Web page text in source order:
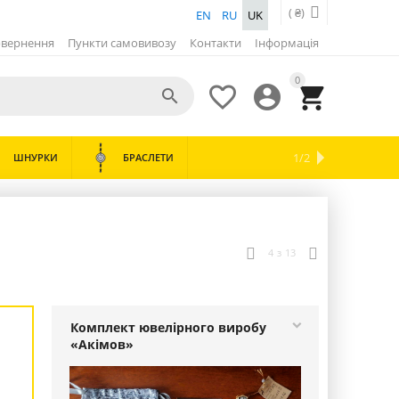
( ₴)
EN RU
UK
Пункти самовивозу Контакти Інформація
0




ШНУРКИ БРАСЛЕТИ ГОДИННИКИ1/2
4 з 13
Комплект ювелірного виробу
«Акімов»